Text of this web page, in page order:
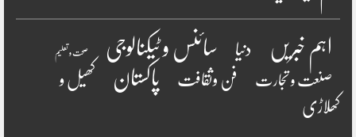
اہم خبریں دنیا سائنس و ٹیکنالوجی صحت و تعلیم
صنعت و تجارت فن وثقافت پاکستان
کھیل و
کھلاڑی